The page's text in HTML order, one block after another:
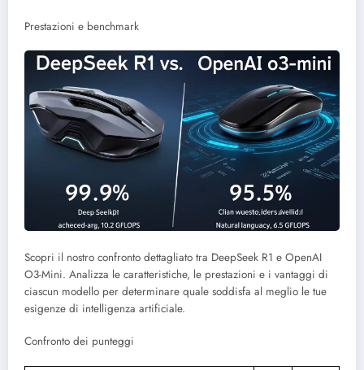
Prestazioni e benchmark
Scopri il nostro confronto dettagliato tra DeepSeek R1 e OpenAI
O3-Mini. Analizza le caratteristiche, le prestazioni e i vantaggi di
ciascun modello per determinare quale soddisfa al meglio le tue
esigenze di intelligenza artificiale.
Confronto dei punteggi